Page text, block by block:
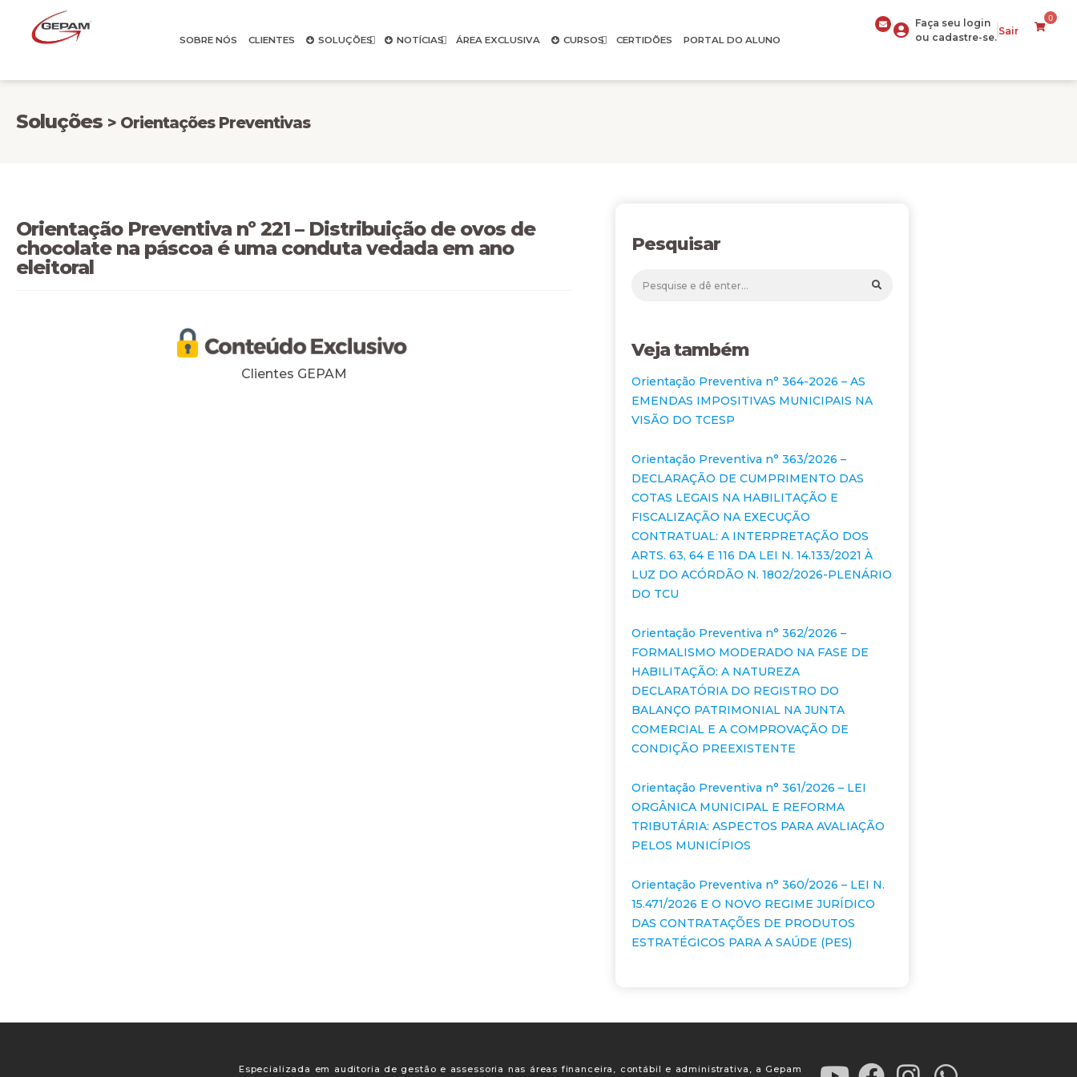
SOBRE NÓS CLIENTES SOLUÇÕES NOTÍCIAS ÁREA EXCLUSIVA CURSOS CERTIDÕES PORTAL DO ALUNO
Faça seu login
ou cadastre-se.
Sair
0
Soluções > Orientações Preventivas
Orientação Preventiva nº 221 – Distribuição de ovos de
chocolate na páscoa é uma conduta vedada em ano
eleitoral
Clientes GEPAM
Pesquisar
Veja também
Orientação Preventiva n° 364-2026 – AS
EMENDAS IMPOSITIVAS MUNICIPAIS NA
VISÃO DO TCESP
Orientação Preventiva n° 363/2026 –
DECLARAÇÃO DE CUMPRIMENTO DAS
COTAS LEGAIS NA HABILITAÇÃO E
FISCALIZAÇÃO NA EXECUÇÃO
CONTRATUAL: A INTERPRETAÇÃO DOS
ARTS. 63, 64 E 116 DA LEI N. 14.133/2021 À
LUZ DO ACÓRDÃO N. 1802/2026-PLENÁRIO
DO TCU
Orientação Preventiva n° 362/2026 –
FORMALISMO MODERADO NA FASE DE
HABILITAÇÃO: A NATUREZA
DECLARATÓRIA DO REGISTRO DO
BALANÇO PATRIMONIAL NA JUNTA
COMERCIAL E A COMPROVAÇÃO DE
CONDIÇÃO PREEXISTENTE
Orientação Preventiva n° 361/2026 – LEI
ORGÂNICA MUNICIPAL E REFORMA
TRIBUTÁRIA: ASPECTOS PARA AVALIAÇÃO
PELOS MUNICÍPIOS
Orientação Preventiva n° 360/2026 – LEI N.
15.471/2026 E O NOVO REGIME JURÍDICO
DAS CONTRATAÇÕES DE PRODUTOS
ESTRATÉGICOS PARA A SAÚDE (PES)
Especializada em auditoria de gestão e assessoria nas áreas financeira, contábil e administrativa, a Gepam